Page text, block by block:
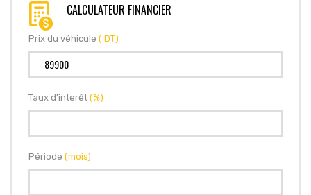
CALCULATEUR FINANCIER
Prix du véhicule ( DT)
Taux d'interêt (%)
Période (mois)